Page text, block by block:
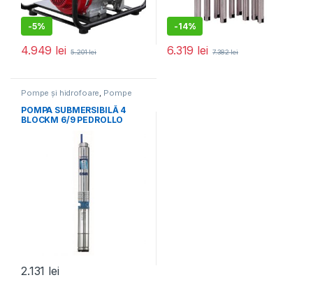
-5%
4.949 lei 5.201lei
-14%
6.319 lei 7.382lei
Pompe și hidrofoare Pompe
submersibile
POMPA SUBMERSIBILĂ 4
BLOCKM 6/9 PEDROLLO
2.131 lei